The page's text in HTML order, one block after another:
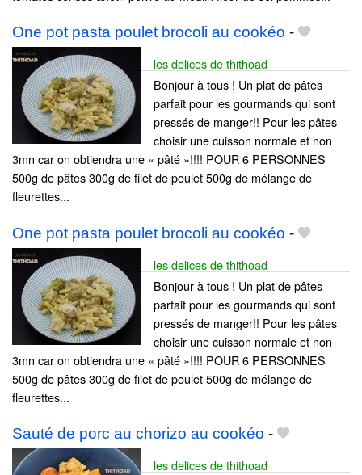
One pot pasta poulet brocoli au cookéo -
les delices de thithoad
Bonjour à tous ! Un plat de pâtes
parfait pour les gourmands qui sont
pressés de manger!! Pour les pâtes
choisir une cuisson normale et non
3mn car on obtiendra une « pâté »!!!! POUR 6 PERSONNES
500g de pâtes 300g de filet de poulet 500g de mélange de
fleurettes...
One pot pasta poulet brocoli au cookéo -
les delices de thithoad
Bonjour à tous ! Un plat de pâtes
parfait pour les gourmands qui sont
pressés de manger!! Pour les pâtes
choisir une cuisson normale et non
3mn car on obtiendra une « pâté »!!!! POUR 6 PERSONNES
500g de pâtes 300g de filet de poulet 500g de mélange de
fleurettes...
Sauté de porc au chorizo au cookéo -
les delices de thithoad